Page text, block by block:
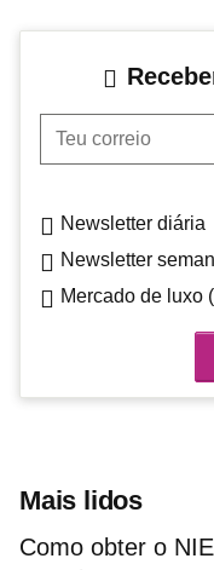
Teu correio
Newsletter diária
Newsletter
Mercado de luxo
Mais lidos
Como obter o